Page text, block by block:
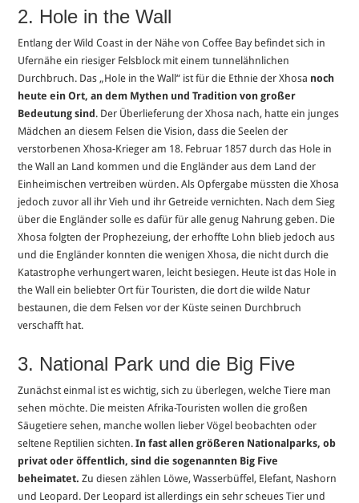
2. Hole in the Wall
Entlang der Wild Coast in der Nähe von Coffee Bay befindet sich in
Ufernähe ein riesiger Felsblock mit einem tunnelähnlichen
Durchbruch. Das „Hole in the Wall“ ist für die Ethnie der Xhosa noch
heute ein Ort, an dem Mythen und Tradition von großer
Bedeutung sind. Der Überlieferung der Xhosa nach, hatte ein junges
Mädchen an diesem Felsen die Vision, dass die Seelen der
verstorbenen Xhosa-Krieger am 18. Februar 1857 durch das Hole in
the Wall an Land kommen und die Engländer aus dem Land der
Einheimischen vertreiben würden. Als Opfergabe müssten die Xhosa
jedoch zuvor all ihr Vieh und ihr Getreide vernichten. Nach dem Sieg
über die Engländer solle es dafür für alle genug Nahrung geben. Die
Xhosa folgten der Prophezeiung, der erhoffte Lohn blieb jedoch aus
und die Engländer konnten die wenigen Xhosa, die nicht durch die
Katastrophe verhungert waren, leicht besiegen. Heute ist das Hole in
the Wall ein beliebter Ort für Touristen, die dort die wilde Natur
bestaunen, die dem Felsen vor der Küste seinen Durchbruch
verschafft hat.
3. National Park und die Big Five
Zunächst einmal ist es wichtig, sich zu überlegen, welche Tiere man
sehen möchte. Die meisten Afrika-Touristen wollen die großen
Säugetiere sehen, manche wollen lieber Vögel beobachten oder
seltene Reptilien sichten.In fast allen größeren Nationalparks, ob
privat oder öffentlich, sind die sogenannten Big Five
beheimatet. Zu diesen zählen Löwe, Wasserbüffel, Elefant, Nashorn
und Leopard. Der Leopard ist allerdings ein sehr scheues Tier und